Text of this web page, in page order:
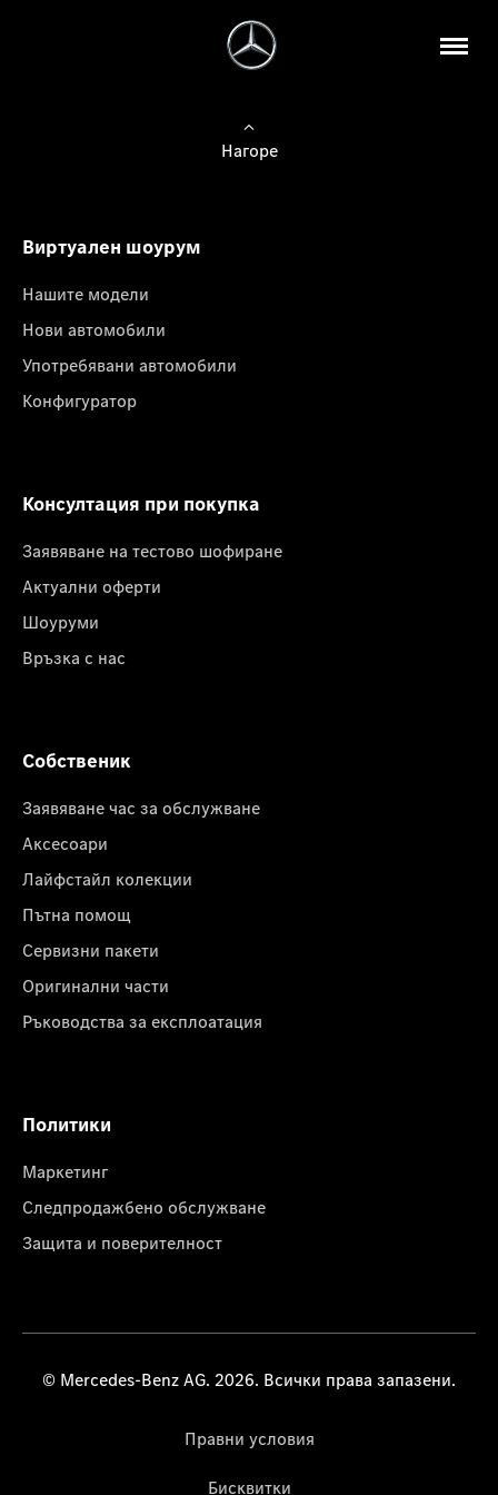
Нагоре
Виртуален шоурум
Нашите модели
Нови автомобили
Употребявани автомобили
Конфигуратор
Консултация при покупка
Заявяване на тестово шофиране
Актуални оферти
Шоуруми
Връзка с нас
Собственик
Заявяване час за обслужване
Аксесоари
Лайфстайл колекции
Пътна помощ
Сервизни пакети
Оригинални части
Ръководства за експлоатация
Политики
Маркетинг
Следпродажбено обслужване
Защита и поверителност
© Mercedes-Benz AG. 2026. Всички права запазени.
Правни условия
Бисквитки